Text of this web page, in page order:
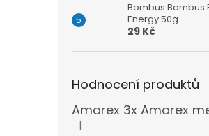
Bombus Bombus
Energy 50g
29 Kč
Hodnocení produktů
Hodnocení produktu je 5 z 5
|